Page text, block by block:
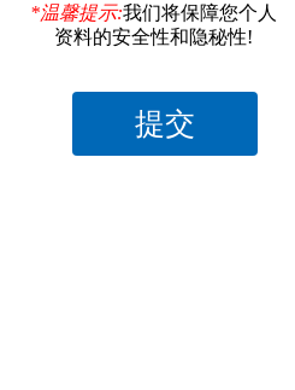
*温馨提示:我们将保障您个人
资料的安全性和隐秘性!